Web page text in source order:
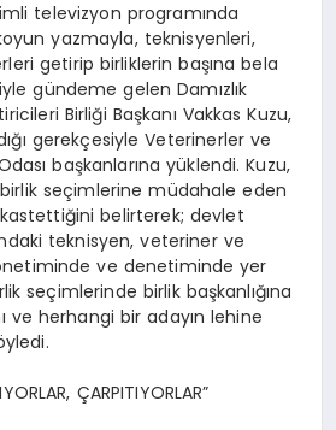
televizyon programında
yazmayla, teknisyenleri,
getirip birliklerin başına bela
gündeme gelen Damızlık
Birliği Başkanı Vakkas Kuzu,
gerekçesiyle Veterinerler ve
başkanlarına yüklendi. Kuzu,
birlik seçimlerine müdahale eden
belirterek; devlet
teknisyen, veteriner ve
ve denetiminde yer
seçimlerinde birlik başkanlığına
ve herhangi bir adayın lehine
ÇARPITIYORLAR”